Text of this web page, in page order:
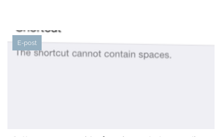
E-post